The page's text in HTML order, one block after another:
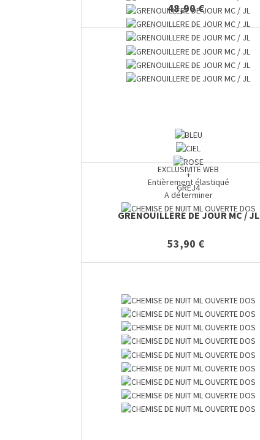
48,90 €
+
GREJ4
GRENOUILLERE DE JOUR MC / JL
53,90 €
EXCLUSIVITE WEB
Entièrement élastiqué
A déterminer